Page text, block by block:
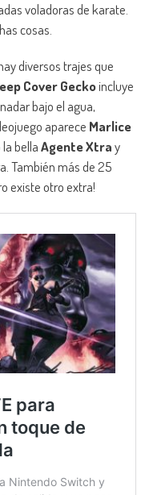
voladoras de karate.
cosas.
diversos trajes que
Cover Geckoincluye
bajo el agua,
aparece Marlice
bellaAgente Xtray
También más de 25
existe otro extra!